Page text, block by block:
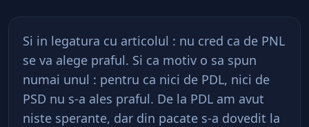
Si in legatura cu articolul : nu cred ca de PNL
se va alege praful. Si ca motiv o sa spun
numai unul : pentru ca nici de PDL, nici de
PSD nu s-a ales praful. De la PDL am avut
niste sperante, dar din pacate s-a dovedit la